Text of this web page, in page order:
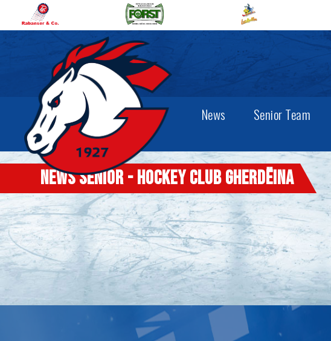
News Senior Team
News senior - Hockey Club Gherdëina